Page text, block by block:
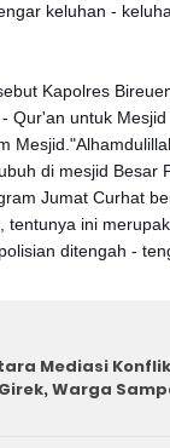
keluhan -
Kapolres
Qur'an untuk
di mesjid Besar
Jumat Curhat
tentunya ini
ditengah -
Mediasi
Warga